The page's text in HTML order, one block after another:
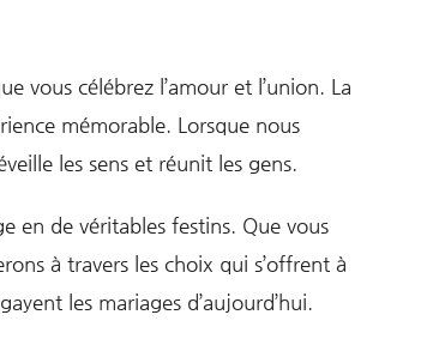
vous célébrez l’amour et l’union. La
mémorable. Lorsque nous
les sens et réunit les gens.
en de véritables festins. Que vous
à travers les choix qui s’offrent à
les mariages d’aujourd’hui.